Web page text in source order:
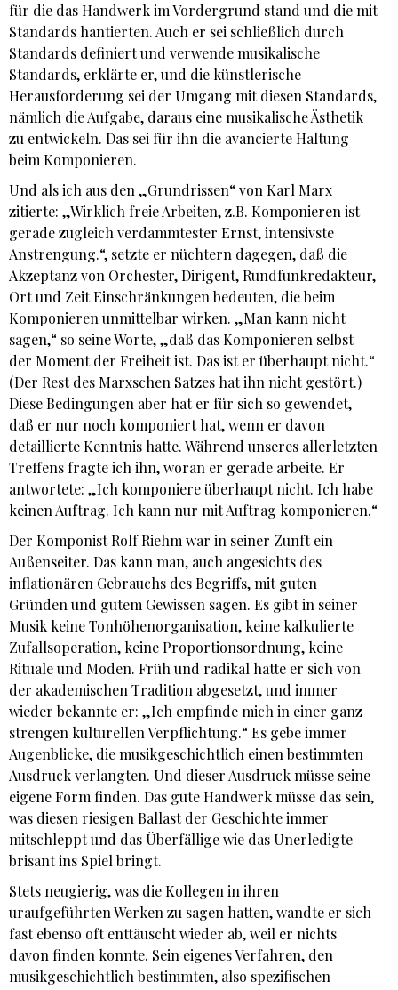
für die das Handwerk im Vordergrund stand und die mit
Standards hantierten. Auch er sei schließlich durch
Standards definiert und verwende musikalische
Standards, erklärte er, und die künstlerische
Herausforderung sei der Umgang mit diesen Standards,
nämlich die Aufgabe, daraus eine musikalische Ästhetik
zu entwickeln. Das sei für ihn die avancierte Haltung
beim Komponieren.
Und als ich aus den „Grundrissen“ von Karl Marx
zitierte: „Wirklich freie Arbeiten, z.B. Komponieren ist
gerade zugleich verdammtester Ernst, intensivste
Anstrengung.“, setzte er nüchtern dagegen, daß die
Akzeptanz von Orchester, Dirigent, Rundfunkredakteur,
Ort und Zeit Einschränkungen bedeuten, die beim
Komponieren unmittelbar wirken. „Man kann nicht
sagen,“ so seine Worte, „daß das Komponieren selbst
der Moment der Freiheit ist. Das ist er überhaupt nicht.“
(Der Rest des Marxschen Satzes hat ihn nicht gestört.)
Diese Bedingungen aber hat er für sich so gewendet,
daß er nur noch komponiert hat, wenn er davon
detaillierte Kenntnis hatte. Während unseres allerletzten
Treffens fragte ich ihn, woran er gerade arbeite. Er
antwortete: „Ich komponiere überhaupt nicht. Ich habe
keinen Auftrag. Ich kann nur mit Auftrag komponieren.“
Der Komponist Rolf Riehm war in seiner Zunft ein
Außenseiter. Das kann man, auch angesichts des
inflationären Gebrauchs des Begriffs, mit guten
Gründen und gutem Gewissen sagen. Es gibt in seiner
Musik keine Tonhöhenorganisation, keine kalkulierte
Zufallsoperation, keine Proportionsordnung, keine
Rituale und Moden. Früh und radikal hatte er sich von
der akademischen Tradition abgesetzt, und immer
wieder bekannte er: „Ich empfinde mich in einer ganz
strengen kulturellen Verpflichtung.“ Es gebe immer
Augenblicke, die musikgeschichtlich einen bestimmten
Ausdruck verlangten. Und dieser Ausdruck müsse seine
eigene Form finden. Das gute Handwerk müsse das sein,
was diesen riesigen Ballast der Geschichte immer
mitschleppt und das Überfällige wie das Unerledigte
brisant ins Spiel bringt.
Stets neugierig, was die Kollegen in ihren
uraufgeführten Werken zu sagen hatten, wandte er sich
fast ebenso oft enttäuscht wieder ab, weil er nichts
davon finden konnte. Sein eigenes Verfahren, den
musikgeschichtlich bestimmten, also spezifischen